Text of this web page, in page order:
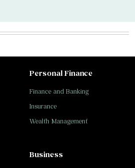
Personal Finance
Finance and Banking
Insurance
Wealth Management
Business